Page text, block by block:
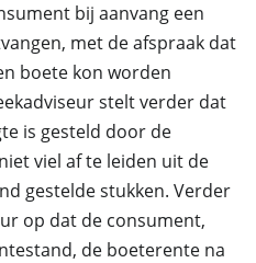
bij aanvang een
met de afspraak dat
boete kon worden
stelt verder dat
is gesteld door de
viel af te leiden uit de
gestelde stukken. Verder
op dat de consument,
de boeterente na